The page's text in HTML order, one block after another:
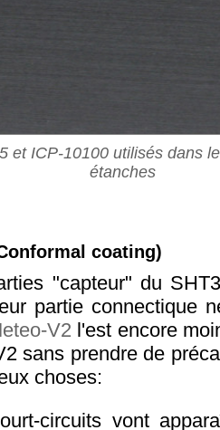
et ICP-10100 utilisés dans
étanches
coating)
"capteur" du
partie connectique
V2 l'est encore
sans prendre de
choses:
circuits vont